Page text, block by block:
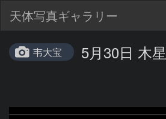
天体写真ギャラリー
韦大宝 5月30日 木星